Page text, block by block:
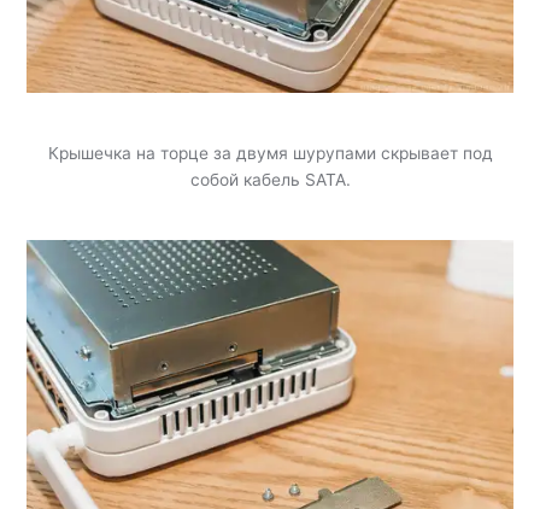
Крышечка на торце за двумя шурупами скрывает под
собой кабель SATA.